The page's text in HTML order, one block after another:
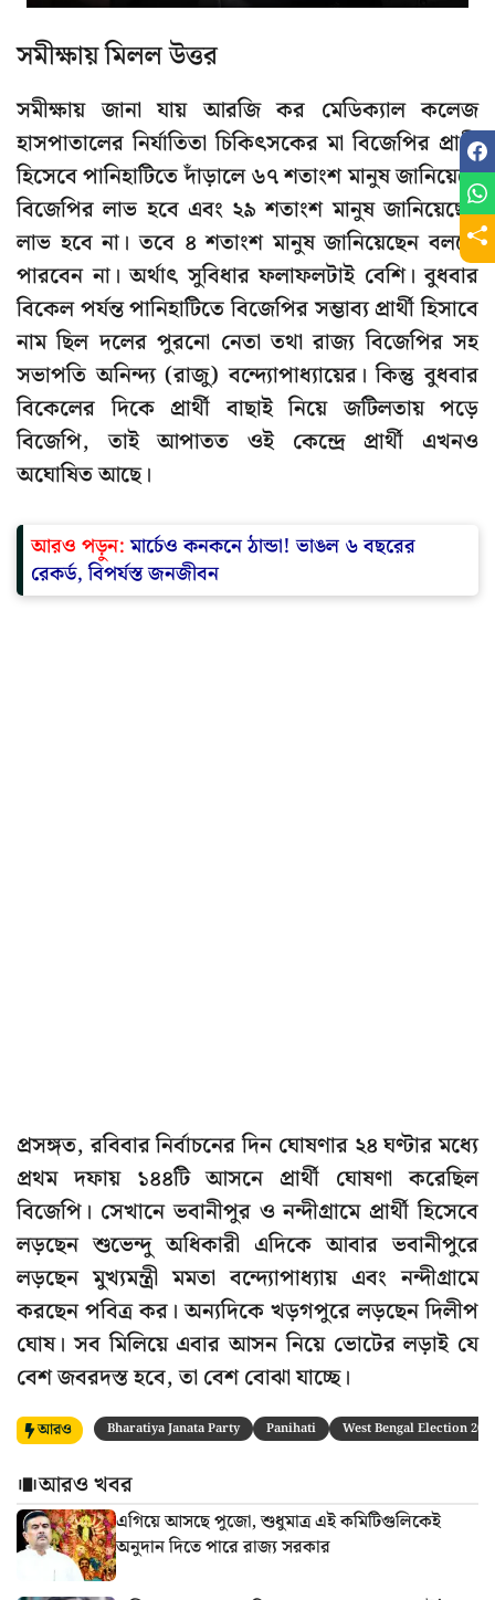
সমীক্ষায় মিলল উত্তর
সমীক্ষায় জানা যায় আরজি কর মেডিক্যাল কলেজ
হাসপাতালের নির্যাতিতা চিকিৎসকের মা বিজেপির প্রার্থী
হিসেবে পানিহাটিতে দাঁড়ালে ৬৭ শতাংশ মানুষ জানিয়েছে
বিজেপির লাভ হবে এবং ২৯ শতাংশ মানুষ জানিয়েছেন
লাভ হবে না। তবে ৪ শতাংশ মানুষ জানিয়েছেন বলতে
পারবেন না। অর্থাৎ সুবিধার ফলাফলটাই বেশি। বুধবার
বিকেল পর্যন্ত পানিহাটিতে বিজেপির সম্ভাব্য প্রার্থী হিসাবে
নাম ছিল দলের পুরনো নেতা তথা রাজ্য বিজেপির সহ
সভাপতি অনিন্দ্য (রাজু) বন্দ্যোপাধ্যায়ের। কিন্তু বুধবার
বিকেলের দিকে প্রার্থী বাছাই নিয়ে জটিলতায় পড়ে
বিজেপি, তাই আপাতত ওই কেন্দ্রে প্রার্থী এখনও
অঘোষিত আছে।
আরও পড়ুন:মার্চেও কনকনে ঠান্ডা! ভাঙল ৬ বছরের
রেকর্ড, বিপর্যস্ত জনজীবন
প্রসঙ্গত, রবিবার নির্বাচনের দিন ঘোষণার ২৪ ঘণ্টার মধ্যে
প্রথম দফায় ১৪৪টি আসনে প্রার্থী ঘোষণা করেছিল
বিজেপি। সেখানে ভবানীপুর ও নন্দীগ্রামে প্রার্থী হিসেবে
লড়ছেন শুভেন্দু অধিকারী এদিকে আবার ভবানীপুরে
লড়ছেন মুখ্যমন্ত্রী মমতা বন্দ্যোপাধ্যায় এবং নন্দীগ্রামে
করছেন পবিত্র কর। অন্যদিকে খড়গপুরে লড়ছেন দিলীপ
ঘোষ। সব মিলিয়ে এবার আসন নিয়ে ভোটের লড়াই যে
বেশ জবরদস্ত হবে, তা বেশ বোঝা যাচ্ছে।
আরও Bharatiya Janata Party Panihati West Bengal Election
আরও খবর
এগিয়ে আসছে পুজো, শুধুমাত্র এই কমিটিগুলিকেই
অনুদান দিতে পারে রাজ্য সরকার